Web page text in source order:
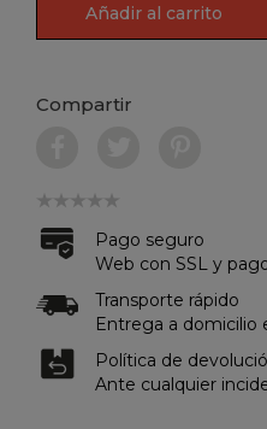
Añadir al carrito
Compartir
Pago seguro
Web con SSL y
Transporte rápido
Entrega a domicilio
Política de
Ante cualquier